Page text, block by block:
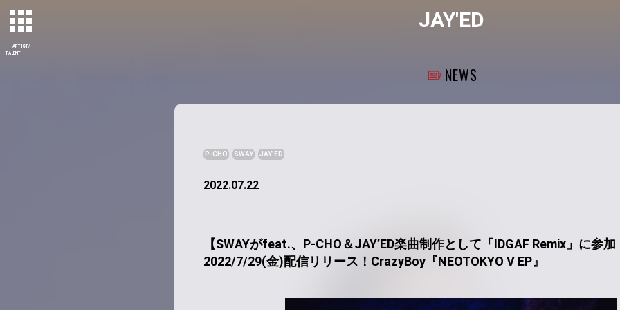
ARTIST/
TALENT
JAY'ED
NEWS
P-CHO SWAY JAY'ED
2022.07.22
【SWAYがfeat.、P-CHO＆JAYʼED楽曲制作として「IDGAF Remix」に参加
2022/7/29(金)配信リリース！CrazyBoy『NEOTOKYO V EP』